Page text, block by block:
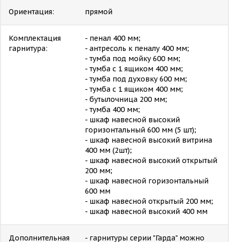
Ориентация: прямой
Комплектация
гарнитура:
- пенал 400 мм;
- антресоль к пеналу 400 мм;
- тумба под мойку 600 мм;
- тумба с 1 ящиком 400 мм;
- тумба под духовку 600 мм;
- тумба с 1 ящиком 400 мм;
- бутылочница 200 мм;
- тумба 400 мм;
- шкаф навесной высокий
горизонтальный 600 мм (5 шт);
- шкаф навесной высокий витрина
400 мм (2шт);
- шкаф навесной высокий открытый
200 мм;
- шкаф навесной горизонтальный
600 мм
- шкаф навесной открытый 200 мм;
- шкаф навесной высокий 400 мм
Дополнительная - гарнитуры серии "Гарда" можно